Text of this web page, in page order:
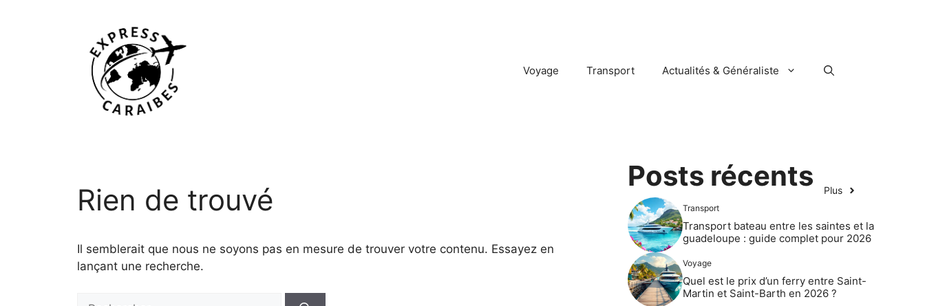
Voyage Transport Actualités & Généraliste
Rien de trouvé
Il semblerait que nous ne soyons pas en mesure de trouver votre contenu. Essayez en
lançant une recherche.
Posts récents Plus
Transport
Transport bateau entre les saintes et la
guadeloupe : guide complet pour 2026
Voyage
Quel est le prix d’un ferry entre Saint-
Martin et Saint-Barth en 2026 ?